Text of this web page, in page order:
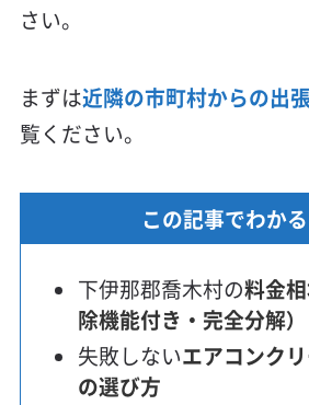
さい。
まずは近隣の市町村からの出
覧ください。
この記事でわか
下伊那郡喬木村の料金
除機能付き・完全分解）
失敗しないエアコンク
の選び方